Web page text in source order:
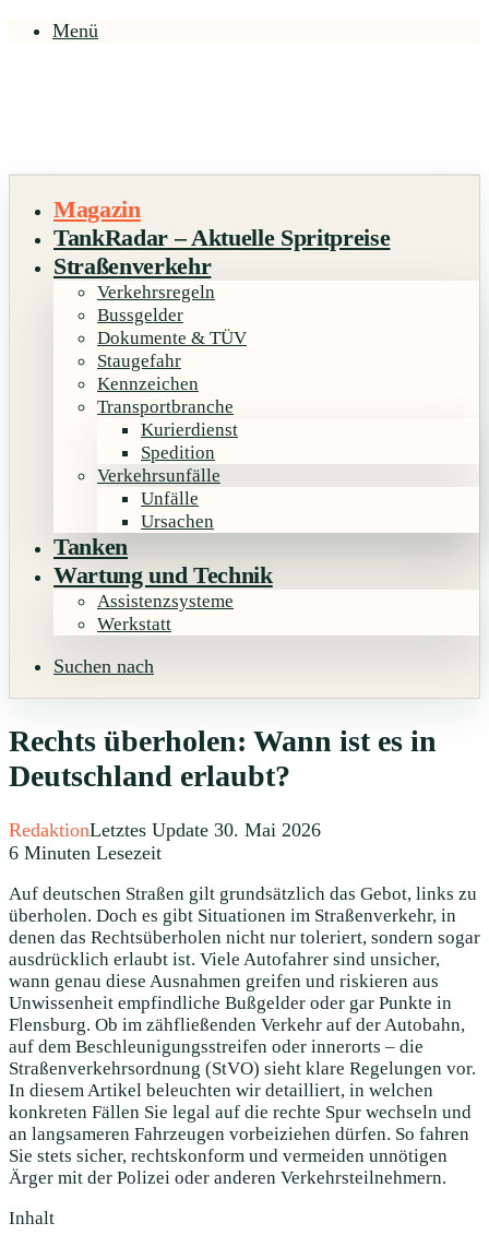
Menü
Magazin
TankRadar – Aktuelle Spritpreise
Straßenverkehr
Verkehrsregeln
Bussgelder
Dokumente & TÜV
Staugefahr
Kennzeichen
Transportbranche
Kurierdienst
Spedition
Verkehrsunfälle
Unfälle
Ursachen
Tanken
Wartung und Technik
Assistenzsysteme
Werkstatt
Suchen nach
Rechts überholen: Wann ist es in
Deutschland erlaubt?
RedaktionLetztes Update 30. Mai 2026
6 Minuten Lesezeit
Auf deutschen Straßen gilt grundsätzlich das Gebot, links zu
überholen. Doch es gibt Situationen im Straßenverkehr, in
denen das Rechtsüberholen nicht nur toleriert, sondern sogar
ausdrücklich erlaubt ist. Viele Autofahrer sind unsicher,
wann genau diese Ausnahmen greifen und riskieren aus
Unwissenheit empfindliche Bußgelder oder gar Punkte in
Flensburg. Ob im zähfließenden Verkehr auf der Autobahn,
auf dem Beschleunigungsstreifen oder innerorts – die
Straßenverkehrsordnung (StVO) sieht klare Regelungen vor.
In diesem Artikel beleuchten wir detailliert, in welchen
konkreten Fällen Sie legal auf die rechte Spur wechseln und
an langsameren Fahrzeugen vorbeiziehen dürfen. So fahren
Sie stets sicher, rechtskonform und vermeiden unnötigen
Ärger mit der Polizei oder anderen Verkehrsteilnehmern.
Inhalt